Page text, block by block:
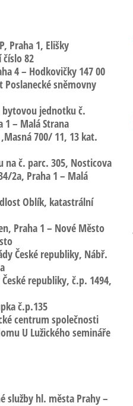
Praha 1, Elišky
82
4 – Hodkovičky 147 00
Poslanecké sněmovny
bytovou jednotkuč.
1 – Malá Strana
700/ 11, 13 kat.
na č. parc. 305, Nosticova
2a, Praha 1 – Malá
Oblík, katastrální
Praha 1 – Nové Město
České republiky, Nábř.
republiky, č.p. 1494,
č.p.135
centrum společnosti
U Lužického semináře
služby hl. města Prahy –